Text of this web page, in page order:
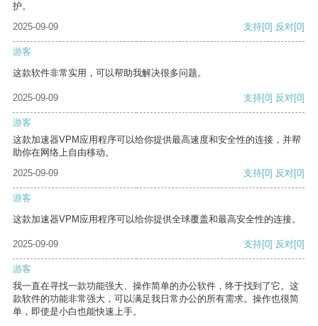
护。
2025-09-09
支持[0] 反对[0]
游客
这款软件非常实用，可以帮助我解决很多问题。
2025-09-09 支持[0] 反对[0]
游客
这款加速器VPM应用程序可以给你提供最高速度和安全性的连接，并帮
助你在网络上自由移动。
2025-09-09
支持[0] 反对[0]
游客
这款加速器VPM应用程序可以给你提供全球覆盖和最高安全性的连接。
2025-09-09 支持[0] 反对[0]
游客
我一直在寻找一款功能强大、操作简单的办公软件，终于找到了它。这
款软件的功能非常强大，可以满足我日常办公的所有需求。操作也很简
单，即使是小白也能快速上手。